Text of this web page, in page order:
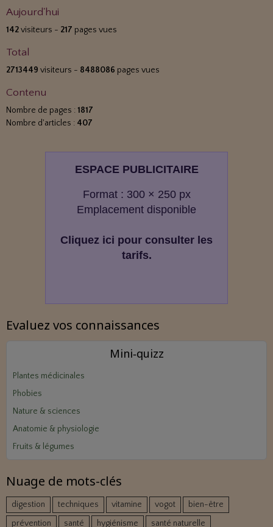
Aujourd'hui
142visiteurs - 217 pages vues
Total
2713449 visiteurs - 8488086 pages vues
Contenu
Nombre de pages : 1817
Nombre d'articles : 407
ESPACE PUBLICITAIRE
Format : 300 × 250 px
Emplacement disponible
Cliquez ici pour consulter les
tarifs.
Evaluez vos connaissances
Mini‑quizz
Plantes médicinales
Phobies
Nature & sciences
Anatomie & physiologie
Fruits & légumes
Nuage de mots-clés
digestion techniques vitamine vogot
bien-être
prévention
santé hygiénisme
santé naturelle